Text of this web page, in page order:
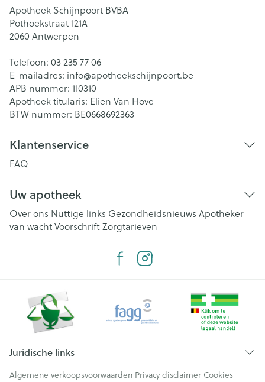
Apotheek Schijnpoort BVBA
Pothoekstraat 121A
2060 Antwerpen
Telefoon: 03 235 77 06
E-mailadres: info@apotheekschijnpoort.be
APB nummer: 110310
Apotheek titularis: Elien Van Hove
BTW nummer: BE0668692363
Klantenservice
FAQ
Uw apotheek
Over ons Nuttige links Gezondheidsnieuws Apotheker
van wachtVoorschriftZorgtarieven
Juridische links
Algemene verkoopsvoorwaarden Privacy disclaimer Cookies